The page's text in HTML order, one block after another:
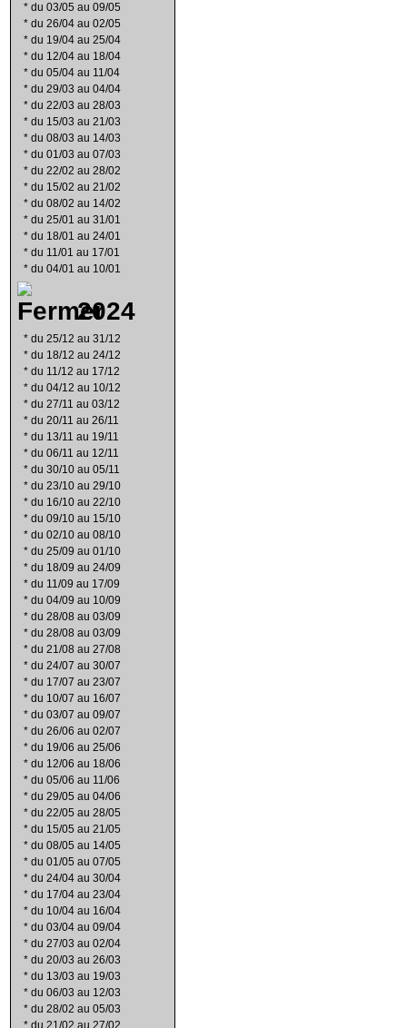
* du 03/05 au 09/05
* du 26/04 au 02/05
* du 19/04 au 25/04
* du 12/04 au 18/04
* du 05/04 au 11/04
* du 29/03 au 04/04
* du 22/03 au 28/03
* du 15/03 au 21/03
* du 08/03 au 14/03
* du 01/03 au 07/03
* du 22/02 au 28/02
* du 15/02 au 21/02
* du 08/02 au 14/02
* du 25/01 au 31/01
* du 18/01 au 24/01
* du 11/01 au 17/01
* du 04/01 au 10/01
2024
* du 25/12 au 31/12
* du 18/12 au 24/12
* du 11/12 au 17/12
* du 04/12 au 10/12
* du 27/11 au 03/12
* du 20/11 au 26/11
* du 13/11 au 19/11
* du 06/11 au 12/11
* du 30/10 au 05/11
* du 23/10 au 29/10
* du 16/10 au 22/10
* du 09/10 au 15/10
* du 02/10 au 08/10
* du 25/09 au 01/10
* du 18/09 au 24/09
* du 11/09 au 17/09
* du 04/09 au 10/09
* du 28/08 au 03/09
* du 28/08 au 03/09
* du 21/08 au 27/08
* du 24/07 au 30/07
* du 17/07 au 23/07
* du 10/07 au 16/07
* du 03/07 au 09/07
* du 26/06 au 02/07
* du 19/06 au 25/06
* du 12/06 au 18/06
* du 05/06 au 11/06
* du 29/05 au 04/06
* du 22/05 au 28/05
* du 15/05 au 21/05
* du 08/05 au 14/05
* du 01/05 au 07/05
* du 24/04 au 30/04
* du 17/04 au 23/04
* du 10/04 au 16/04
* du 03/04 au 09/04
* du 27/03 au 02/04
* du 20/03 au 26/03
* du 13/03 au 19/03
* du 06/03 au 12/03
* du 28/02 au 05/03
* du 21/02 au 27/02